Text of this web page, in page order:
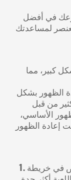
في أفضل
لمساعدتك
كبير، مما
الظهور بشكل
الأساسي،
إعادة الظهور
1. تم تحسين قطر المنطقة الآمنة ووقت التقلص في خريطة